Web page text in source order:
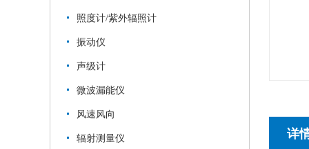
照度计/紫外辐照计
振动仪
声级计
微波漏能仪
风速风向
辐射测量仪 详